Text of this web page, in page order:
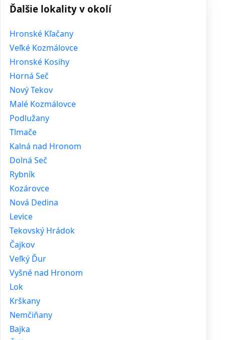
Ďalšie lokality v okolí
Hronské Kľačany
Veľké Kozmálovce
Hronské Kosihy
Horná Seč
Nový Tekov
Malé Kozmálovce
Podlužany
Tlmače
Kalná nad Hronom
Dolná Seč
Rybník
Kozárovce
Nová Dedina
Levice
Tekovský Hrádok
Čajkov
Veľký Ďur
Vyšné nad Hronom
Lok
Krškany
Nemčiňany
Bajka